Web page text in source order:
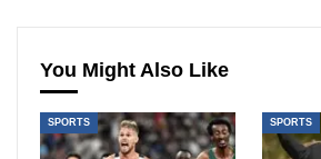
You Might Also Like
SPORTS SPORTS